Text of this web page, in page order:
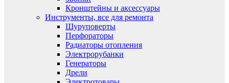
Кронштейны и аксессуары
Инструменты, все для ремонта
Шуруповерты
Перфораторы
Радиаторы отопления
Электрорубанки
Генераторы
Дрели